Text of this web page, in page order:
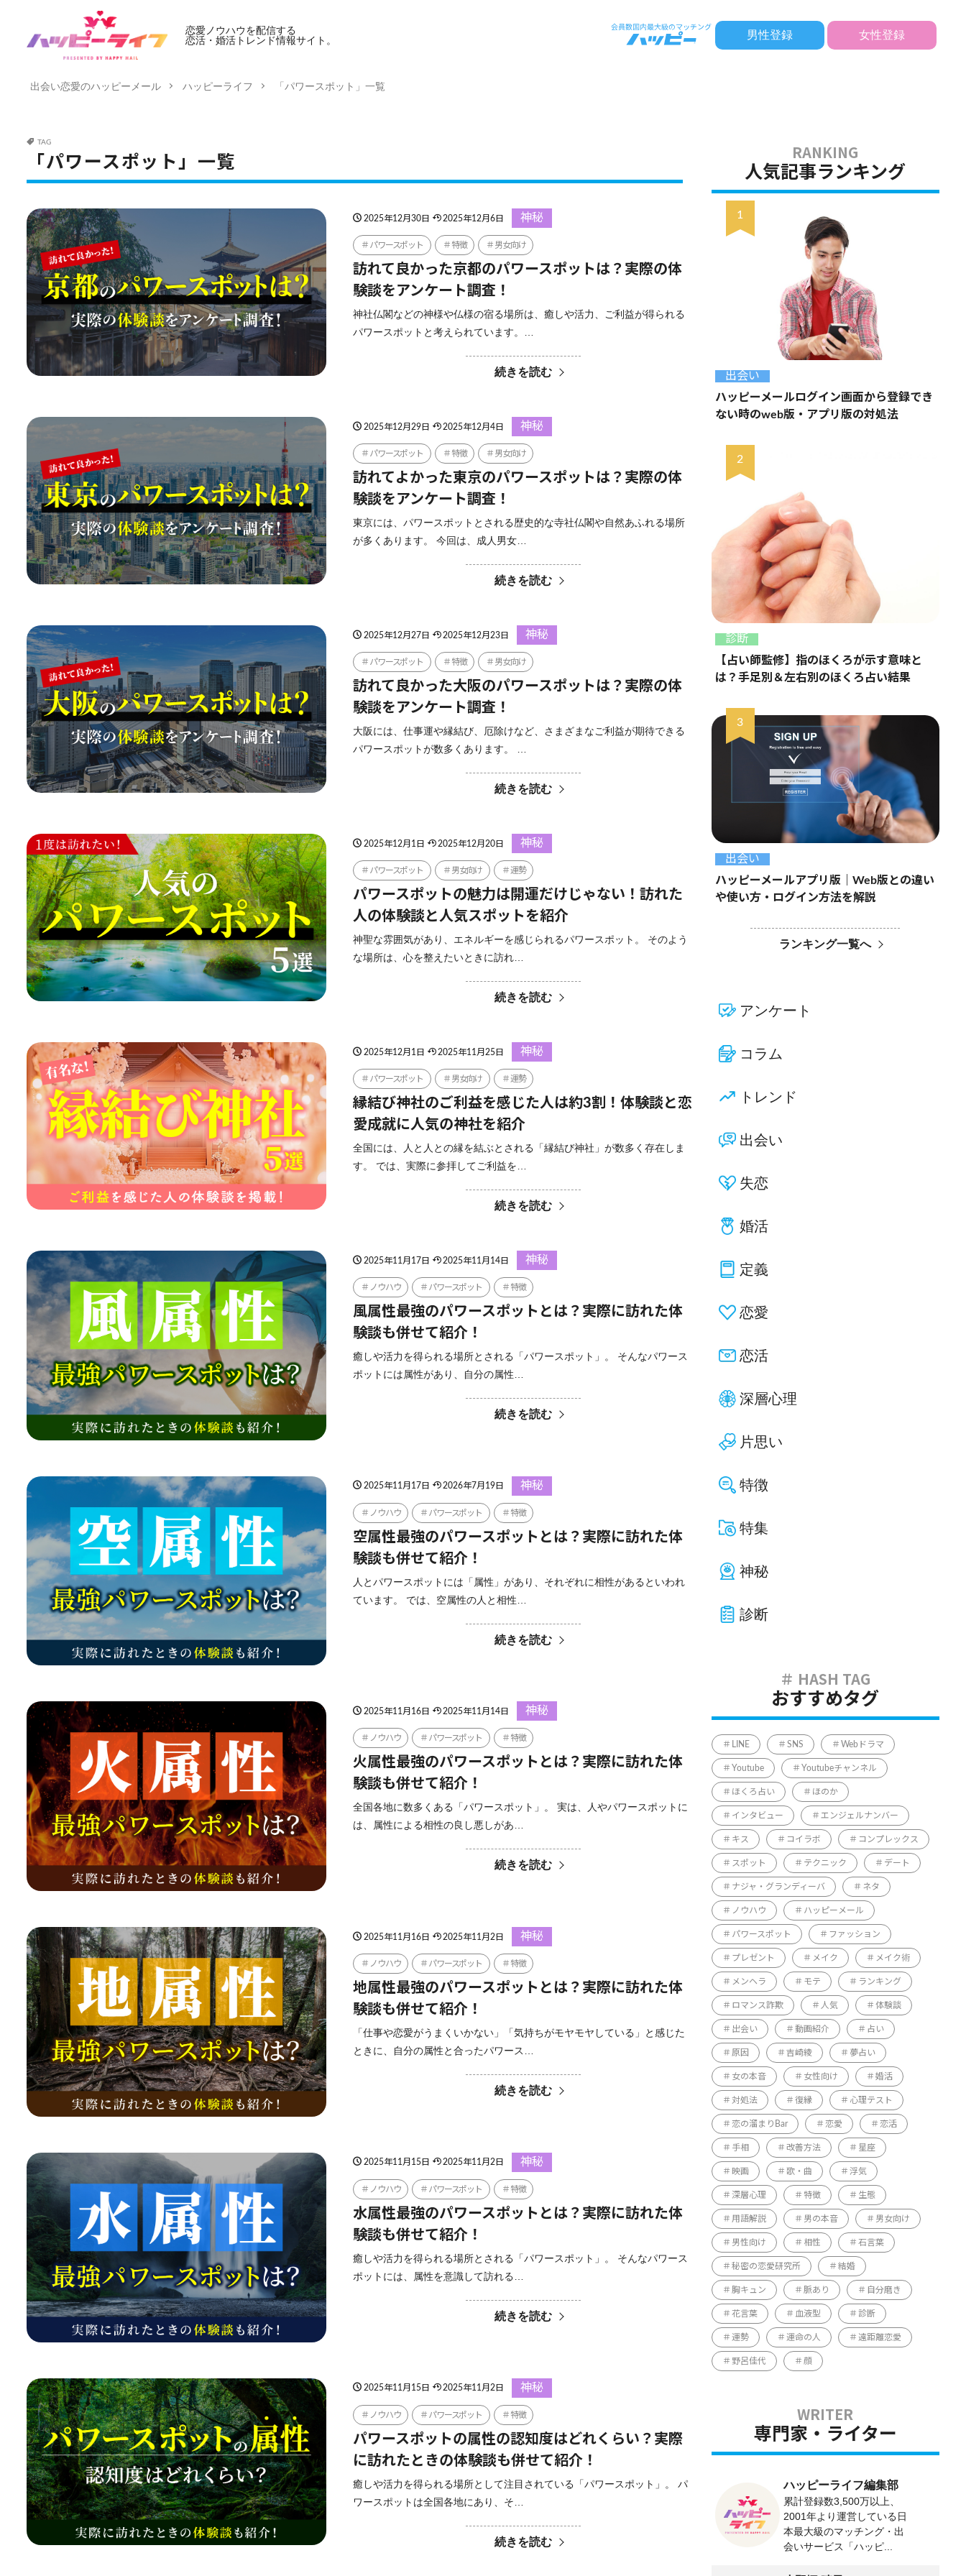
恋愛ノウハウを配信する
恋活・婚活トレンド情報サイト。
男性登録 女性登録
出会い恋愛のハッピーメール ハッピーライフ 「パワースポット」一覧
TAG
「パワースポット」一覧
2025年12月30日 2025年12月6日 神秘
パワースポット 特徴 男女向け
訪れて良かった京都のパワースポットは？実際の体
験談をアンケート調査！
神社仏閣などの神様や仏様の宿る場所は、癒しや活力、ご利益が得られる
パワースポットと考えられています。…
続きを読む
2025年12月29日 2025年12月4日 神秘
パワースポット 特徴 男女向け
訪れてよかった東京のパワースポットは？実際の体
験談をアンケート調査！
東京には、パワースポットとされる歴史的な寺社仏閣や自然あふれる場所
が多くあります。 今回は、成人男女…
続きを読む
2025年12月27日 2025年12月23日 神秘
パワースポット 特徴 男女向け
訪れて良かった大阪のパワースポットは？実際の体
験談をアンケート調査！
大阪には、仕事運や縁結び、厄除けなど、さまざまなご利益が期待できる
パワースポットが数多くあります。 …
続きを読む
2025年12月1日 2025年12月20日 神秘
パワースポット 男女向け 運勢
パワースポットの魅力は開運だけじゃない！訪れた
人の体験談と人気スポットを紹介
神聖な雰囲気があり、エネルギーを感じられるパワースポット。 そのよう
な場所は、心を整えたいときに訪れ…
続きを読む
2025年12月1日 2025年11月25日 神秘
パワースポット 男女向け 運勢
縁結び神社のご利益を感じた人は約3割！体験談と恋
愛成就に人気の神社を紹介
全国には、人と人との縁を結ぶとされる「縁結び神社」が数多く存在しま
す。 では、実際に参拝してご利益を…
続きを読む
2025年11月17日 2025年11月14日 神秘
ノウハウ パワースポット 特徴
風属性最強のパワースポットとは？実際に訪れた体
験談も併せて紹介！
癒しや活力を得られる場所とされる「パワースポット」。 そんなパワース
ポットには属性があり、自分の属性…
続きを読む
2025年11月17日 2026年7月19日 神秘
ノウハウ パワースポット 特徴
空属性最強のパワースポットとは？実際に訪れた体
験談も併せて紹介！
人とパワースポットには「属性」があり、それぞれに相性があるといわれ
ています。 では、空属性の人と相性…
続きを読む
2025年11月16日 2025年11月14日 神秘
ノウハウ パワースポット 特徴
火属性最強のパワースポットとは？実際に訪れた体
験談も併せて紹介！
全国各地に数多くある「パワースポット」。 実は、人やパワースポットに
は、属性による相性の良し悪しがあ…
続きを読む
2025年11月16日 2025年11月2日 神秘
ノウハウ パワースポット 特徴
地属性最強のパワースポットとは？実際に訪れた体
験談も併せて紹介！
「仕事や恋愛がうまくいかない」「気持ちがモヤモヤしている」と感じた
ときに、自分の属性と合ったパワース…
続きを読む
2025年11月15日 2025年11月2日 神秘
ノウハウ パワースポット 特徴
水属性最強のパワースポットとは？実際に訪れた体
験談も併せて紹介！
癒しや活力を得られる場所とされる「パワースポット」。 そんなパワース
ポットには、属性を意識して訪れる…
続きを読む
2025年11月15日 2025年11月2日 神秘
ノウハウ パワースポット 特徴
パワースポットの属性の認知度はどれくらい？実際
に訪れたときの体験談も併せて紹介！
癒しや活力を得られる場所として注目されている「パワースポット」。 パ
ワースポットは全国各地にあり、そ…
続きを読む
人気記事ランキング
出会い
ハッピーメールログイン画面から登録でき
ない時のweb版・アプリ版の対処法
診断
【占い師監修】指のほくろが示す意味と
は？手足別＆左右別のほくろ占い結果
出会い
ハッピーメールアプリ版｜Web版との違い
や使い方・ログイン方法を解説
ランキング一覧へ
アンケート
コラム
トレンド
出会い
失恋
婚活
定義
恋愛
恋活
深層心理
片思い
特徴
特集
神秘
診断
おすすめタグ
LINE SNS Webドラマ
Youtube Youtubeチャンネル
ほくろ占い ほのか
インタビュー エンジェルナンバー
キス コイラボ コンプレックス
スポット テクニック デート
ナジャ・グランディーバ ネタ
ノウハウ ハッピーメール
パワースポット ファッション
プレゼント メイク メイク術
メンヘラ モテ ランキング
ロマンス詐欺 人気 体験談
出会い 動画紹介 占い
原因 吉崎綾 夢占い
女の本音 女性向け 婚活
対処法 復縁 心理テスト
恋の溜まりBar 恋愛 恋活
手相 改善方法 星座
映画 歌・曲 浮気
深層心理 特徴 生態
用語解説 男の本音 男女向け
男性向け 相性 石言葉
秘密の恋愛研究所 結婚
胸キュン 脈あり 自分磨き
花言葉 血液型 診断
運勢 運命の人 遠距離恋愛
野呂佳代 顔
専門家・ライター
ハッピーライフ編集部
累計登録数3,500万以上、
2001年より運営している日
本最大級のマッチング・出
会いサービス「ハッピ...